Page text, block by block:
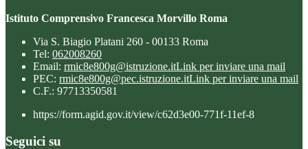
Istituto Comprensivo Francesca Morvillo Roma
Via S. Biagio Platani 260 - 00133 Roma
Tel: 062008260
Email: rmic8e800g@istruzione.itLink per inviare una mail
PEC: rmic8e800g@pec.istruzione.itLink per inviare una mail
C.F.: 97713350581
https://form.agid.gov.it/view/c62d3e00-771f-11ef-8
Seguici su